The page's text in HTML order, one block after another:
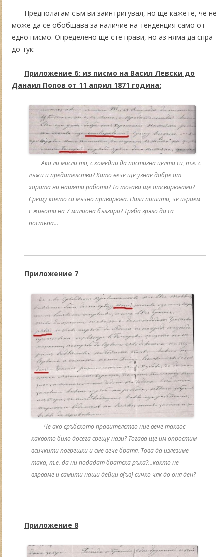
Предполагам съм ви заинтригувал, но ще кажете, че не
може да се обобщава за наличие на тенденция само от
едно писмо. Определено ще сте прави, но аз няма да спра
до тук:
Приложение 6: из писмо на Васил Левски до
Данаил Попов от 11 април 1871 година:
Ако ли мисли то, с комедии да постигна целта си, т.е. с
лъжи и предателства? Като вече ще узнае добре от
хората ни нашята работа? То тогава ще отсвирювами?
Срещу което са мъчно приварюва. Нали пишити, че играем
с живота на 7 милиона българи? Тряба зряло да са
постъпа…
Приложение 7
Че ако сръбското правителство ние вече таквос
каквото било досега срещу нази? Тогава ще им опростим
всичкити погрешки и сме вече братя. Това да излезиме
така, т.е. да ни подадат братска ръка?…както не
вярваме и самити наши дейци в[ъв] сичко чяк до оня ден?
Приложение 8